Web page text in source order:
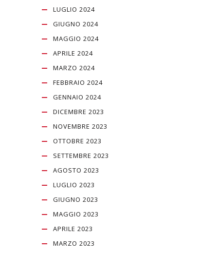
LUGLIO 2024
GIUGNO 2024
MAGGIO 2024
APRILE 2024
MARZO 2024
FEBBRAIO 2024
GENNAIO 2024
DICEMBRE 2023
NOVEMBRE 2023
OTTOBRE 2023
SETTEMBRE 2023
AGOSTO 2023
LUGLIO 2023
GIUGNO 2023
MAGGIO 2023
APRILE 2023
MARZO 2023